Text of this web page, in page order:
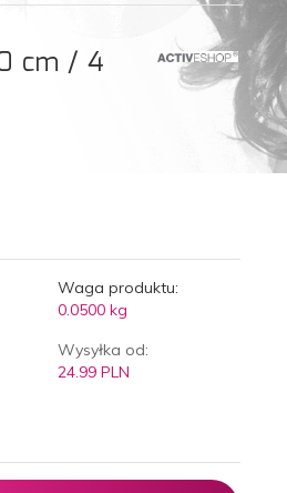
cm / 4
Waga produktu:
0.0500 kg
Wysyłka od:
24.99 PLN